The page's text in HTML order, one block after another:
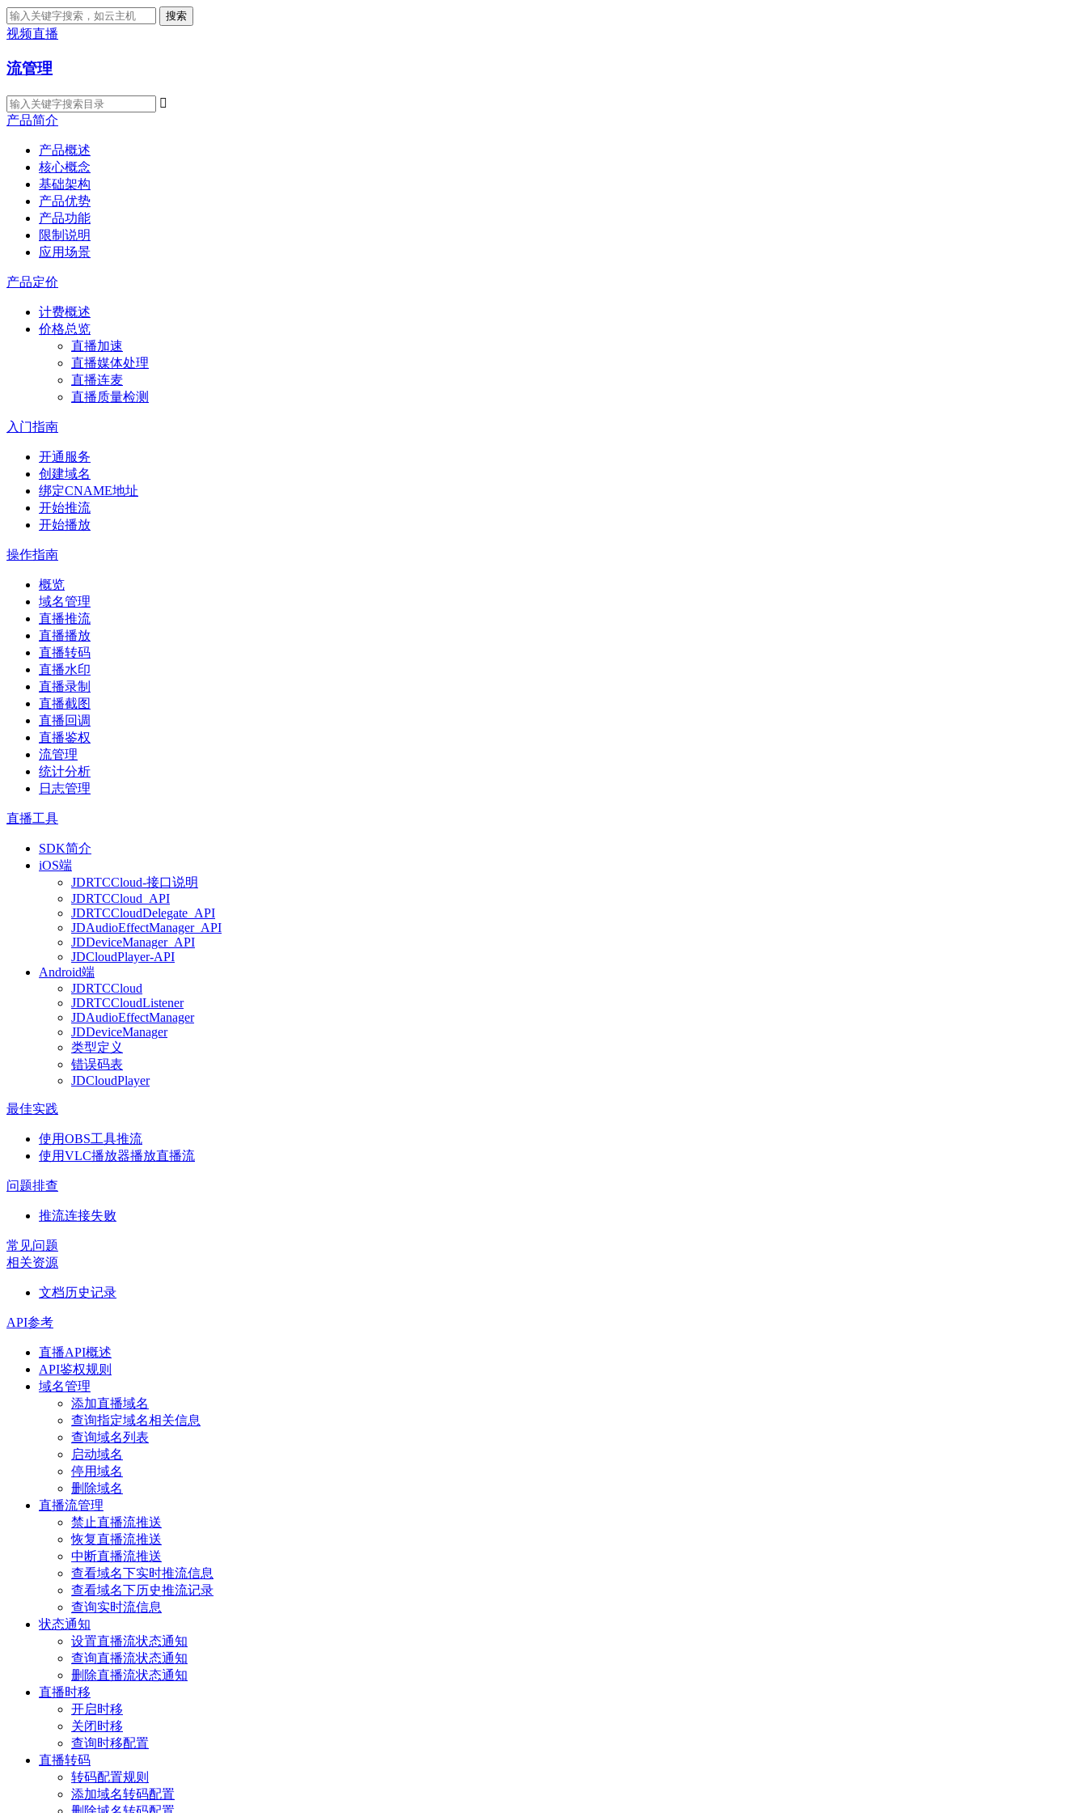
搜索
视频直播
流管理

产品简介
产品概述
核心概念
基础架构
产品优势
产品功能
限制说明
应用场景
产品定价
计费概述
价格总览
直播加速
直播媒体处理
直播连麦
直播质量检测
入门指南
开通服务
创建域名
绑定CNAME地址
开始推流
开始播放
操作指南
概览
域名管理
直播推流
直播播放
直播转码
直播水印
直播录制
直播截图
直播回调
直播鉴权
流管理
统计分析
日志管理
直播工具
SDK简介
iOS端
JDRTCCloud-接口说明
JDRTCCloud_API
JDRTCCloudDelegate_API
JDAudioEffectManager_API
JDDeviceManager_API
JDCloudPlayer-API
Android端
JDRTCCloud
JDRTCCloudListener
JDAudioEffectManager
JDDeviceManager
类型定义
错误码表
JDCloudPlayer
最佳实践
使用OBS工具推流
使用VLC播放器播放直播流
问题排查
推流连接失败
常见问题
相关资源
文档历史记录
API参考
直播API概述
API鉴权规则
域名管理
添加直播域名
查询指定域名相关信息
查询域名列表
启动域名
停用域名
删除域名
直播流管理
禁止直播流推送
恢复直播流推送
中断直播流推送
查看域名下实时推流信息
查看域名下历史推流记录
查询实时流信息
状态通知
设置直播流状态通知
查询直播流状态通知
删除直播流状态通知
直播时移
开启时移
关闭时移
查询时移配置
直播转码
转码配置规则
添加域名转码配置